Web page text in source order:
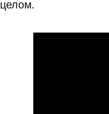
целом.